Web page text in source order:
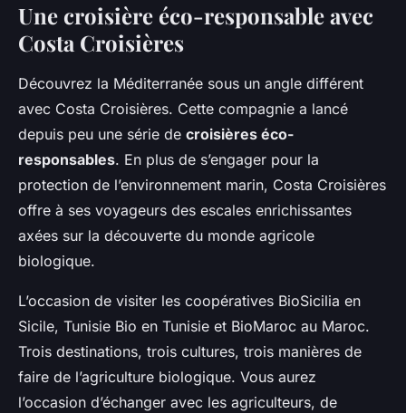
Une croisière éco-responsable avec
Costa Croisières
Découvrez la Méditerranée sous un angle différent
avec Costa Croisières. Cette compagnie a lancé
depuis peu une série de croisières éco-
responsables. En plus de s’engager pour la
protection de l’environnement marin, Costa Croisières
offre à ses voyageurs des escales enrichissantes
axées sur la découverte du monde agricole
biologique.
L’occasion de visiter les coopératives BioSicilia en
Sicile, Tunisie Bio en Tunisie et BioMaroc au Maroc.
Trois destinations, trois cultures, trois manières de
faire de l’agriculture biologique. Vous aurez
l’occasion d’échanger avec les agriculteurs, de